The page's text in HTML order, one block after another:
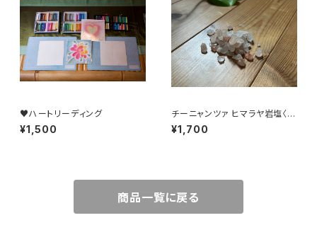
♥️ハートリーディング
¥1,500
チーニャンツァ ヒマラヤ岩塩〈小
粒〉300g(浄化、お守り) 送料込
¥1,700
商品一覧に戻る